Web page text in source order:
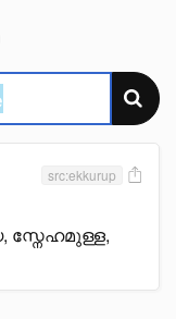
src:ekkurup
സ്നേഹമുള്ള,